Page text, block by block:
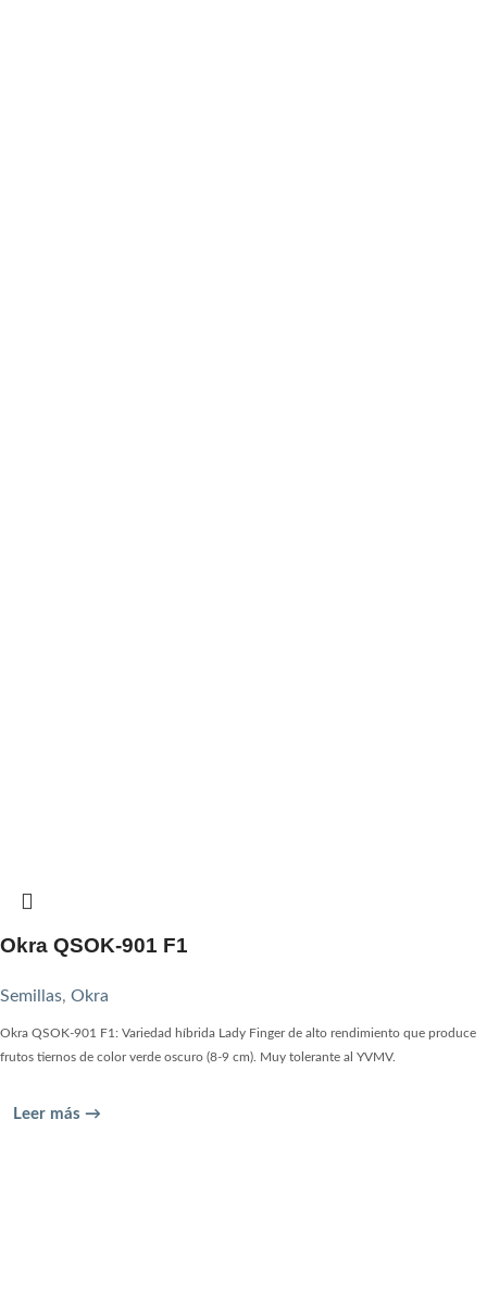
Okra QSOK-901 F1
Semillas, Okra
Okra QSOK-901 F1: Variedad híbrida Lady Finger de alto rendimiento que produce
frutos tiernos de color verde oscuro (8-9 cm). Muy tolerante al YVMV.
Leer más →